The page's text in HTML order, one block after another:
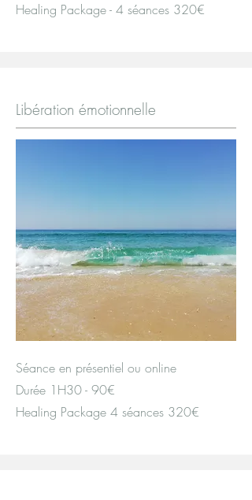
Healing Package - 4 séances 320€
Libération émotionnelle
Séance en présentiel ou online
Durée 1H30 - 90€
Healing Package 4 séances 320€